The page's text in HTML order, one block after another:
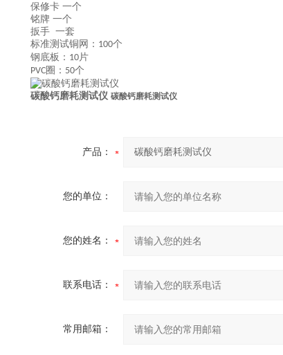
保修卡 一个
铭牌 一个
扳手 一套
标准测试铜网： 100个
钢底板： 10片
PVC圈： 50个
碳酸钙磨耗测试仪 碳酸钙磨耗测试仪
产品：
您的单位：
您的姓名：
联系电话：
常用邮箱：